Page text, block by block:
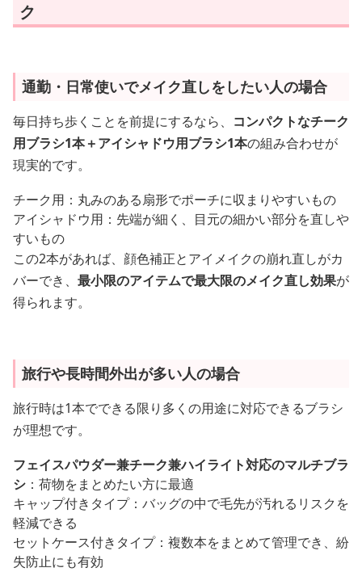
ク
通勤・日常使いでメイク直しをしたい人の場合
毎日持ち歩くことを前提にするなら、 コンパクトなチーク
用ブラシ1本＋アイシャドウ用ブラシ1本の組み合わせが
現実的です。
チーク用：丸みのある扇形でポーチに収まりやすいもの
アイシャドウ用：先端が細く、目元の細かい部分を直しや
すいもの
この2本があれば、顔色補正とアイメイクの崩れ直しがカ
バーでき、 最小限のアイテムで最大限のメイク直し効果が
得られます。
旅行や長時間外出が多い人の場合
旅行時は1本でできる限り多くの用途に対応できるブラシ
が理想です。
フェイスパウダー兼チーク兼ハイライト対応のマルチブラ
シ ：荷物をまとめたい方に最適
キャップ付きタイプ：バッグの中で毛先が汚れるリスクを
軽減できる
セットケース付きタイプ：複数本をまとめて管理でき、紛
失防止にも有効